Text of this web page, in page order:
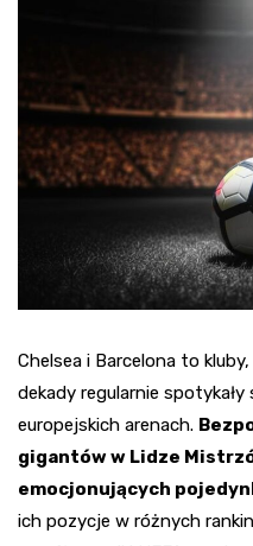
Chelsea i Barcelona to
dekady regularnie
europejskich arenach.
gigantów w Lidze
emocjonujących
ich pozycje w różnych